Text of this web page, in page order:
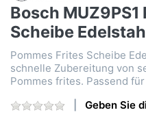
Bosch
Scheibe
Pommes Frites Scheibe
schnelle Zubereitung von
Pommes frites. Passend
Geben Sie